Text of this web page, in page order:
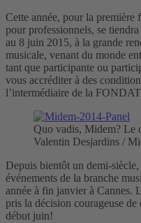
Cette année, pour la
pour professionnels, se
au 8 juin 2015, à la grande
musicale, venant du monde
tant que participante ou
vous accréditer à des
l’intermédiaire de la
Quo vadis, Midem? Le
Valentin Desjardins /
Depuis bientôt un demi-
événements de la branche
année à fin janvier à Cannes.
pris la décision courageuse
début juin!